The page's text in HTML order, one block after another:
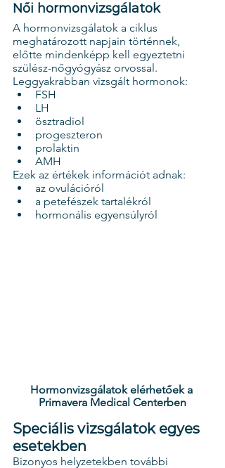
Női hormonvizsgálatok
A hormonvizsgálatok a ciklus
meghatározott napjain történnek,
előtte mindenképp kell egyeztetni
szülész-nőgyógyász orvossal.
Leggyakrabban vizsgált hormonok:
FSH
LH
ösztradiol
progeszteron
prolaktin
AMH
Ezek az értékek információt adnak:
az ovulációról
a petefészek tartalékról
hormonális egyensúlyról
Hormonvizsgálatok elérhetőek a
Primavera Medical Centerben
Speciális vizsgálatok egyes
esetekben
Bizonyos helyzetekben további